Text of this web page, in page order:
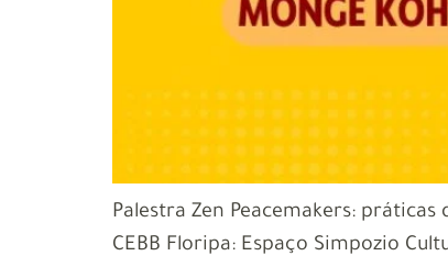
Palestra Zen Peacemakers:
CEBB Floripa: Espaço Simpozio